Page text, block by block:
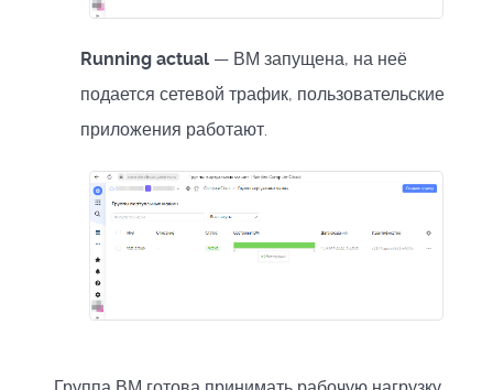
Running actual — ВМ запущена, на неё
подается сетевой трафик, пользовательские
приложения работают.